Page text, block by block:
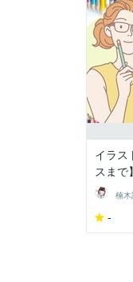
イラス
スまで
-